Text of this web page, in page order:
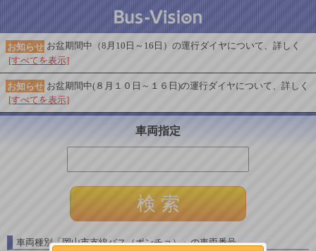
お知らせ お盆期間中（8月10日～16日）の運行ダイヤについて、詳しく
[すべてを表示]
お知らせ お盆期間中(８月１０日～１６日)の運行ダイヤについて、詳しく
[すべてを表示]
車両指定
車両種別「岡山市支線バス（ポンチョ）」の車両番号